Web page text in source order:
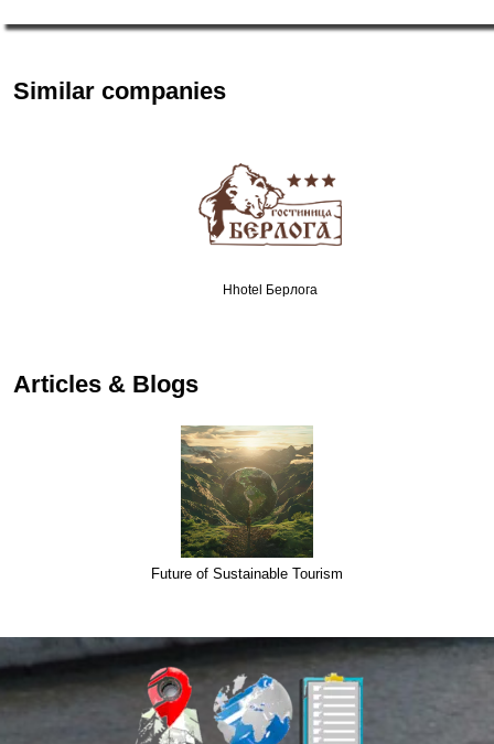
Similar companies
Hhotel Берлога
Articles & Blogs
Future of Sustainable Tourism